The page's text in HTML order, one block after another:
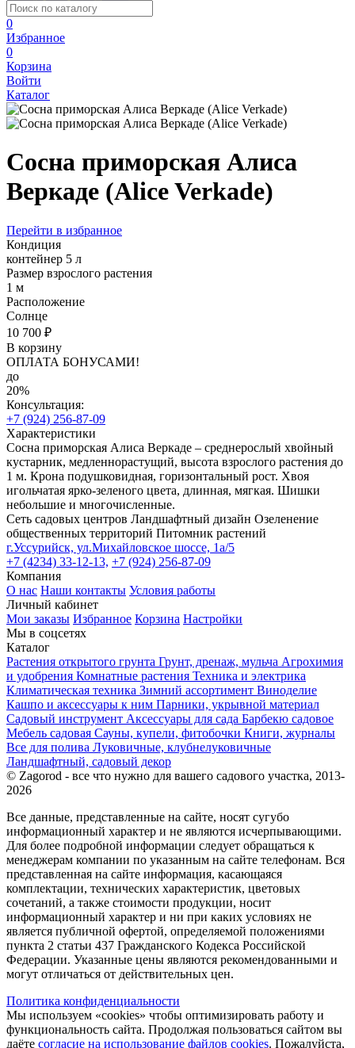
0
Избранное
0
Корзина
Войти
Каталог
Сосна приморская Алиса
Веркаде (Alice Verkade)
Перейти в избранное
Кондиция
контейнер 5 л
Размер взрослого растения
1 м
Расположение
Солнце
10 700 ₽
В корзину
ОПЛАТА БОНУСАМИ!
до
20%
Консультация:
+7 (924) 256-87-09
Характеристики
Сосна приморская Алиса Веркаде – среднерослый хвойный
кустарник, медленнорастущий, высота взрослого растения до
1 м. Крона подушковидная, горизонтальный рост. Хвоя
игольчатая ярко-зеленого цвета, длинная, мягкая. Шишки
небольшие и многочисленные.
Сеть садовых центров Ландшафтный дизайн Озеленение
общественных территорий Питомник растений
г.Уссурийск, ул.Михайловское шоссе, 1а/5
+7 (4234) 33-12-13, +7 (924) 256-87-09
Компания
О нас Наши контакты Условия работы
Личный кабинет
Мои заказы Избранное Корзина Настройки
Мы в соцсетях
Каталог
Растения открытого грунта Грунт, дренаж, мульча Агрохимия
и удобрения Комнатные растения Техника и электрика
Климатическая техника Зимний ассортимент Виноделие
Кашпо и аксессуары к ним Парники, укрывной материал
Садовый инструмент Аксессуары для сада Барбекю садовое
Мебель садовая Сауны, купели, фитобочки Книги, журналы
Все для полива Луковичные, клубнелуковичные
Ландшафтный, садовый декор
© Zagorod - все что нужно для вашего садового участка, 2013-
2026
Все данные, представленные на сайте, носят сугубо
информационный характер и не являются исчерпывающими.
Для более подробной информации следует обращаться к
менеджерам компании по указанным на сайте телефонам. Вся
представленная на сайте информация, касающаяся
комплектации, технических характеристик, цветовых
сочетаний, а также стоимости продукции, носит
информационный характер и ни при каких условиях не
является публичной офертой, определяемой положениями
пункта 2 статьи 437 Гражданского Кодекса Российской
Федерации. Указанные цены являются рекомендованными и
могут отличаться от действительных цен.
Политика конфиденциальности
Мы используем «cookies» чтобы оптимизировать работу и
функциональность сайта. Продолжая пользоваться сайтом вы
даёте согласие на использование файлов cookies. Пожалуйста,